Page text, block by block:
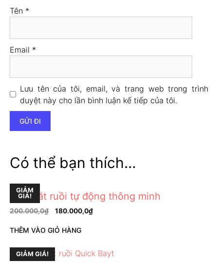
Tên *
Email *
Lưu tên của tôi, email, và trang web trong trình
duyệt này cho lần bình luận kế tiếp của tôi.
Có thể bạn thích…
GIẢM
GIÁ!
Máy bắt ruồi tự động thông minh
200.000,0₫ 180.000,0₫
THÊM VÀO GIỎ HÀNG
GIẢM GIÁ!